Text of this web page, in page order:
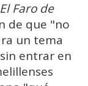
El Faro de
de que "no
un tema
entrar en